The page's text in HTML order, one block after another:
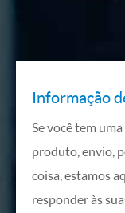
Informação
Se você tem
produto, envio,
coisa, estamos
responder às